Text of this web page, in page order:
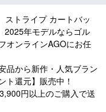
トライプ カートバッ
年モデルならゴル
オンラインAGOにお任
品から新作・人気ブラン
ト還元】販売中！
円以上のご購入で送